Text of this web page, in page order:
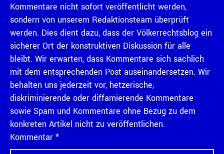
Kommentare nicht sofort veröffentlicht werden,
sondern von unserem Redaktionsteam überprüft
werden. Dies dient dazu, dass der Völkerrechtsblog ein
sicherer Ort der konstruktiven Diskussion für alle
bleibt. Wir erwarten, dass Kommentare sich sachlich
mit dem entsprechenden Post auseinandersetzen. Wir
behalten uns jederzeit vor, hetzerische,
diskriminierende oder diffamierende Kommentare
sowie Spam und Kommentare ohne Bezug zu dem
konkreten Artikel nicht zu veröffentlichen.
Kommentar *